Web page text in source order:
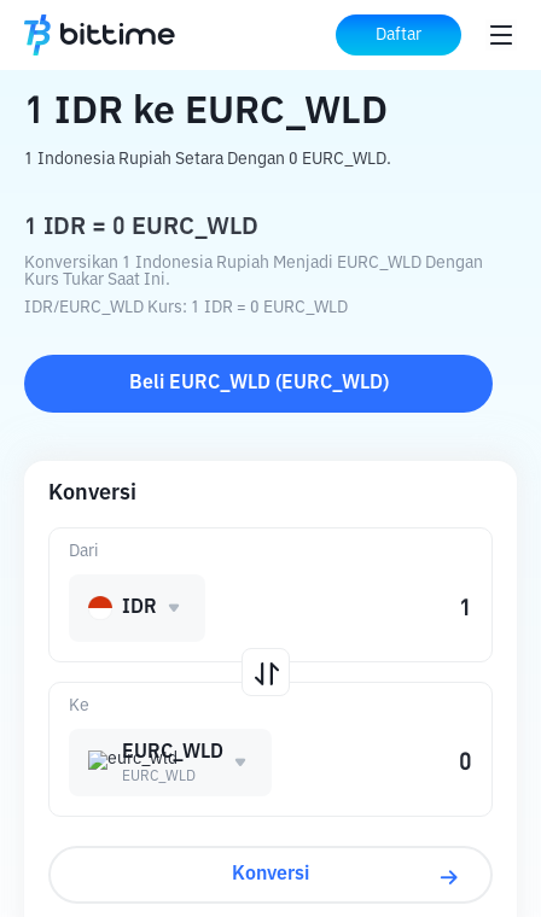
Daftar
Beranda Konverter Kripto ke EURC_WLD
1 IDR ke EURC_WLD
1 Indonesia Rupiah Setara Dengan 0 EURC_WLD.
1 IDR = 0 EURC_WLD
Konversikan 1 Indonesia Rupiah Menjadi EURC_WLD Dengan
Kurs Tukar Saat Ini.
IDR/EURC_WLD Kurs: 1 IDR = 0 EURC_WLD
Beli EURC_WLD( EURC_WLD)
Konversi
Ke
EURC_WLD
EURC_WLD
Dari
IDR
Konversi